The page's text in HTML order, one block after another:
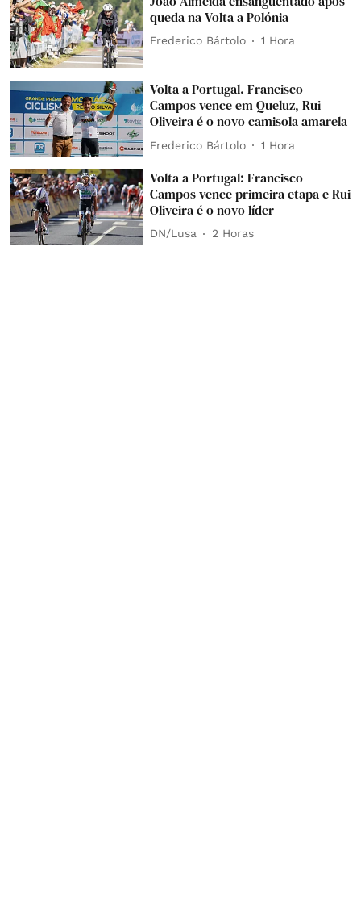
queda na Volta a Polónia
Frederico Bártolo 1 Hora
Volta a Portugal. Francisco
Campos vence em Queluz, Rui
Oliveira é o novo camisola amarela
Frederico Bártolo 1 Hora
Volta a Portugal: Francisco
Campos vence primeira etapa e Rui
Oliveira é o novo líder
DN/Lusa 2 Horas